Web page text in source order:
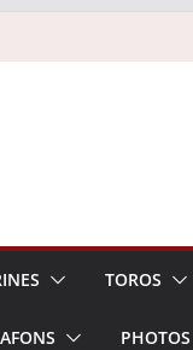
TOROS
PHOTOS